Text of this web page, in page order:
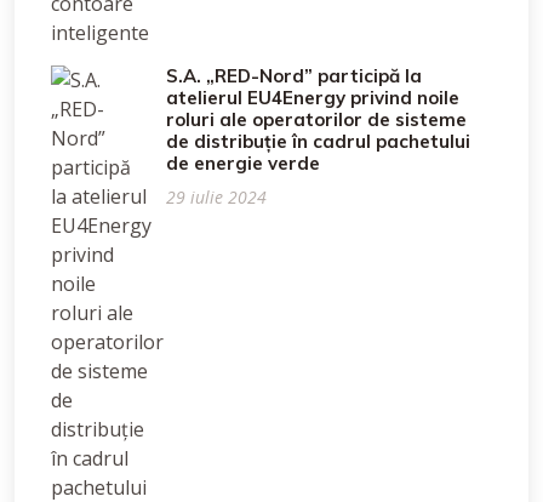
S.A. „RED-Nord” participă la
atelierul EU4Energy privind noile
roluri ale operatorilor de sisteme
de distribuție în cadrul pachetului
de energie verde
29 iulie 2024